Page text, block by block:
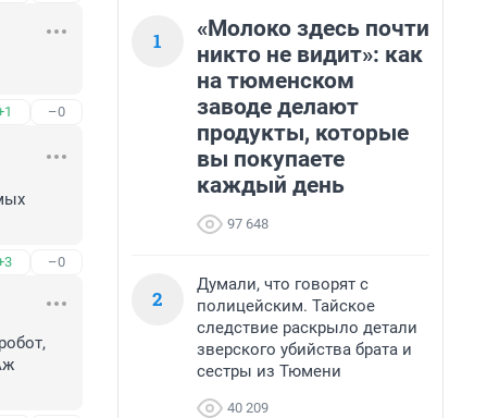
–0
–0
1
«Молоко здесь почти
никто не видит»: как
на тюменском
заводе делают
продукты, которые
вы покупаете
каждый день
97 648
2
Думали, что говорят с
полицейским. Тайское
следствие раскрыло детали
зверского убийства брата и
сестры из Тюмени
40 209